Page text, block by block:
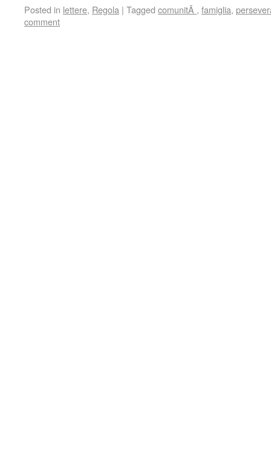
Posted in lettere, Regola | Tagged comunitÃ , famiglia,
comment